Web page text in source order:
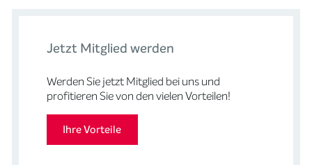
Jetzt Mitglied werden
Werden Sie jetzt Mitglied bei uns und
profitieren Sie von den vielen Vorteilen!
Ihre Vorteile